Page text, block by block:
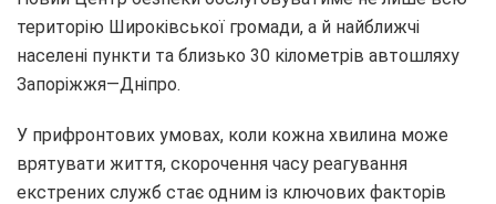
територію Широківської громади, а й найближчі
населені пункти та близько 30 кілометрів автошляху
Запоріжжя—Дніпро.
У прифронтових умовах, коли кожна хвилина може
врятувати життя, скорочення часу реагування
екстрених служб стає одним із ключових факторів